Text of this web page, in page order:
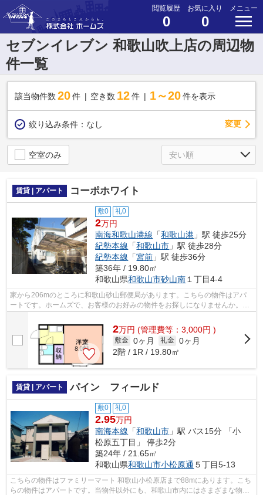
閲覧履歴
0
お気に入り
0
メニュー
セブンイレブン 和歌山吹上店の周辺物
件一覧
該当物件数 20件 空き数 12 件 1～20 件を表示
絞り込み条件： なし 変更
空室のみ
賃貸 | アパート コーポホワイト
敷0 礼0
2万円
南海和歌山港線 「和歌山港 」駅 徒歩25分
紀勢本線 「和歌山市 」駅 徒歩28分
紀勢本線 「宮前 」駅 徒歩36分
築36年 / 19.80㎡
和歌山県和歌山市砂山南 １丁目4-4
家から206mのところに和歌山砂山郵便局があります。こちらの物件はアパ
ートです。ホームズで、お客様のお好みの物件をお探しになりませんか。わ
2万円 (管理費等：3,000円 )
敷金 0ヶ月 礼金 0ヶ月
2階 / 1R / 19.80㎡
賃貸 | アパート パイン フィールド
敷0 礼0
2.95万円
南海本線 「和歌山市 」駅 バス15分 「小
松原五丁目」 停歩2分
築24年 / 21.65㎡
和歌山県和歌山市小松原通 ５丁目5-13
こちらの物件はファミリーマート 和歌山小松原店まで88mにあります。こち
らの物件はアパートです。当物件以外にも、和歌山市内にはさまざまな物件